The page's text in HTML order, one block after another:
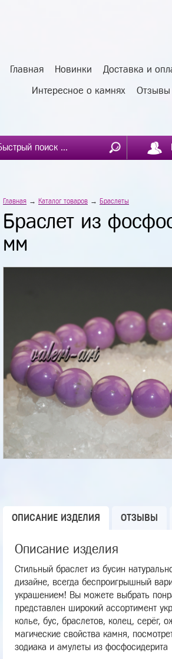
Главная Новинки Доставка и
Интересное о камнях Отзывы
Главная → Каталог товаров → Браслеты
Браслет из
мм
ОПИСАНИЕ ИЗДЕЛИЯ ОТЗЫВЫ
Описание изделия
Стильный браслет из бусин
дизайне, всегда беспроигрышный
украшением! Вы можете выбрать
представлен широкий ассортимент
колье, бус, браслетов, колец, серёг,
магические свойства камня,
зодиака и амулеты из фосфосидерита